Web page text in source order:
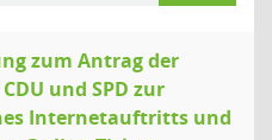
zum Antrag der
und SPD zur
Internetauftritts und